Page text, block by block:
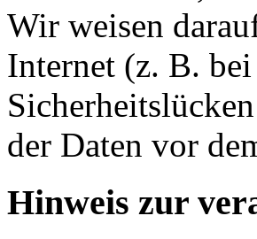
Wir weisen
Internet (z. B.
der Daten vor
Hinweis zur